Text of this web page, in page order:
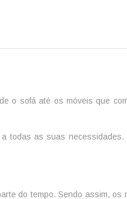
o sofá até os móveis que
todas as suas
do tempo. Sendo assim, os